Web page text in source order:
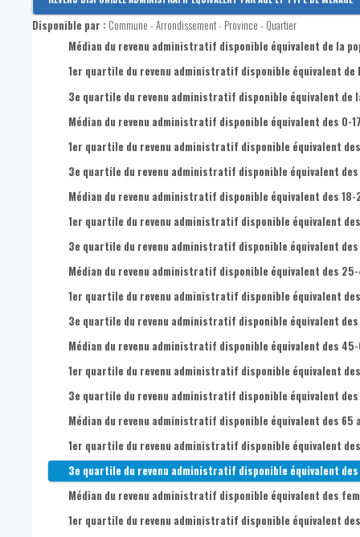
Revenu disponible par habitant
Revenus primaires par habitant
Disponible par : Commune - Arrondissement - Province - Quartier
Médian du revenu administratif disponible équivalent de la
1er quartile du revenu administratif disponible équivalent de
3e quartile du revenu administratif disponible équivalent de
Médian du revenu administratif disponible équivalent des 0-
1er quartile du revenu administratif disponible équivalent
3e quartile du revenu administratif disponible équivalent des
Médian du revenu administratif disponible équivalent des 18-
1er quartile du revenu administratif disponible équivalent
3e quartile du revenu administratif disponible équivalent des
Médian du revenu administratif disponible équivalent des
1er quartile du revenu administratif disponible équivalent
3e quartile du revenu administratif disponible équivalent
Médian du revenu administratif disponible équivalent des
1er quartile du revenu administratif disponible équivalent
3e quartile du revenu administratif disponible équivalent
Médian du revenu administratif disponible équivalent des 65
1er quartile du revenu administratif disponible équivalent
3e quartile du revenu administratif disponible équivalent
Médian du revenu administratif disponible équivalent des
1er quartile du revenu administratif disponible équivalent